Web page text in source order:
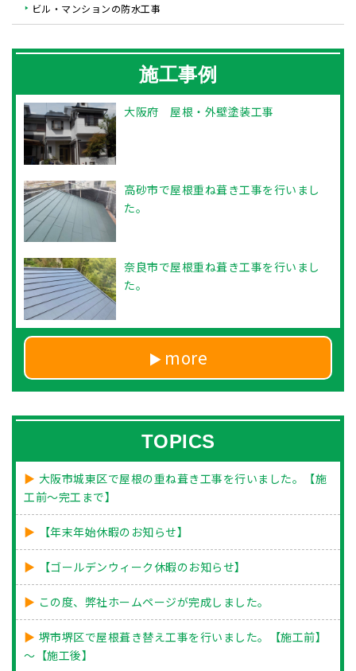
ビル・マンションの防水工事
施工事例
大阪府 屋根・外壁塗装工事
高砂市で屋根重ね葺き工事を行いまし
た。
奈良市で屋根重ね葺き工事を行いまし
た。
more
TOPICS
大阪市城東区で屋根の重ね葺き工事を行いました。【施
工前～完工まで】
【年末年始休暇のお知らせ】
【ゴールデンウィーク休暇のお知らせ】
この度、弊社ホームページが完成しました。
堺市堺区で屋根葺き替え工事を行いました。【施工前】
～【施工後】